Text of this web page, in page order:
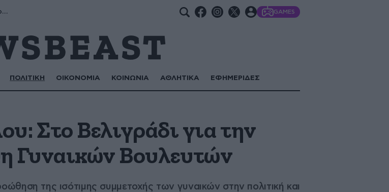
Σωτήρης, Σωτηρία, Ευμορφία, Μορφούλα GAMES
ΠΟΛΙΤΙΚΗ ΟΙΚΟΝΟΜΙΑ ΚΟΙΝΩΝΙΑ ΑΘΛΗΤΙΚΑ ΕΦΗΜΕΡΙΔΕΣ
Στο Βελιγράδι για την
Γυναικών Βουλευτών
της ισότιμης συμμετοχής των γυναικών στην πολιτική και